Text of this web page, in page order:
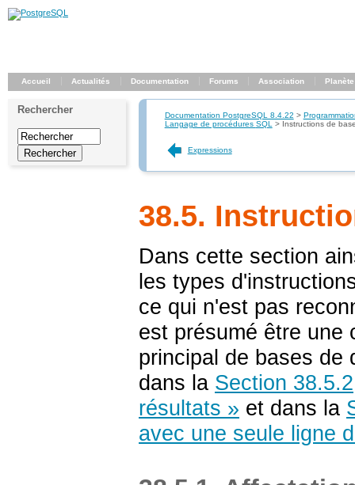
Accueil Actualités Documentation Forums Association Planète
Rechercher Documentation PostgreSQL 8.4.22 >
Langage de procédures SQL > Instructions de
Expressions
38.5.
Dans cette section
les types
ce qui n'est pas
est présumé être une
principal de bases de
dans la Section
résultats » et dans la
avec une seule ligne